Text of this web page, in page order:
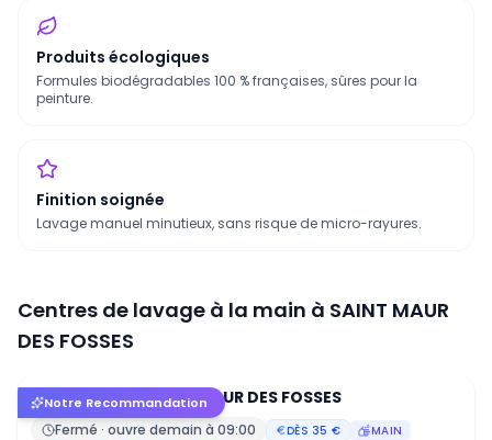
Produits écologiques
Formules biodégradables 100 % françaises, sûres pour la
peinture.
Finition soignée
Lavage manuel minutieux, sans risque de micro-rayures.
Centres de lavage à la main à SAINT MAUR
DES FOSSES
Notre Recommandation
LAVAGE AUTO SAINT MAUR DES FOSSES
Fermé · ouvre demain à 09:00 DÈS 35 €
MAIN